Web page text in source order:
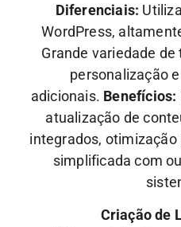
Diferenciais:
WordPress,
Grande variedade
personalização
adicionais. Benefícios:
atualização de
integrados, otimização
simplificada com
Criação de